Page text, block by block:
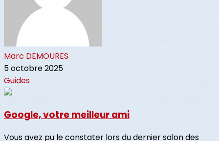
Marc DEMOURES
5 octobre 2025
Guides
Google, votre meilleur ami
Vous avez pu le constater lors du dernier salon des